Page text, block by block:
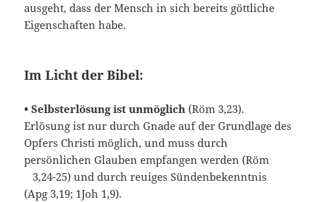
ausgeht, dass der Mensch in sich bereits göttliche
Eigenschaften habe.
Im Licht der Bibel:
• Selbsterlösung ist unmöglich (Röm 3,23).
Erlösung ist nur durch Gnade auf der Grundlage des
Opfers Christi möglich, und muss durch
persönlichen Glauben empfangen werden (Röm
3,24-25) und durch reuiges Sündenbekenntnis
(Apg 3,19; 1Joh 1,9).